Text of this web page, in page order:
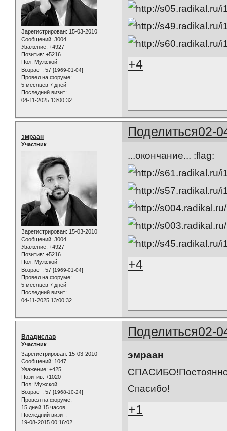
Зарегистрирован: 15-03-2010
Сообщений: 3004
Уважение: +4927
Позитив: +5216
Пол: Мужской
Возраст: 57 [1969-01-04]
Провел на форуме:
5 месяцев 7 дней
Последний визит:
04-11-2025 13:00:32
+4
Поделиться02-
эмраан
Участник
Зарегистрирован: 15-03-2010
Сообщений: 3004
Уважение: +4927
Позитив: +5216
Пол: Мужской
Возраст: 57 [1969-01-04]
Провел на форуме:
5 месяцев 7 дней
Последний визит:
04-11-2025 13:00:32
...окончание... :flag:
+4
Поделиться02-
Владислав
Участник
Зарегистрирован: 15-03-2010
Сообщений: 1047
Уважение: +425
Позитив: +1020
Пол: Мужской
Возраст: 57 [1968-10-24]
Провел на форуме:
15 дней 15 часов
Последний визит:
19-08-2015 00:16:02
эмраан
Спасибо!
+1